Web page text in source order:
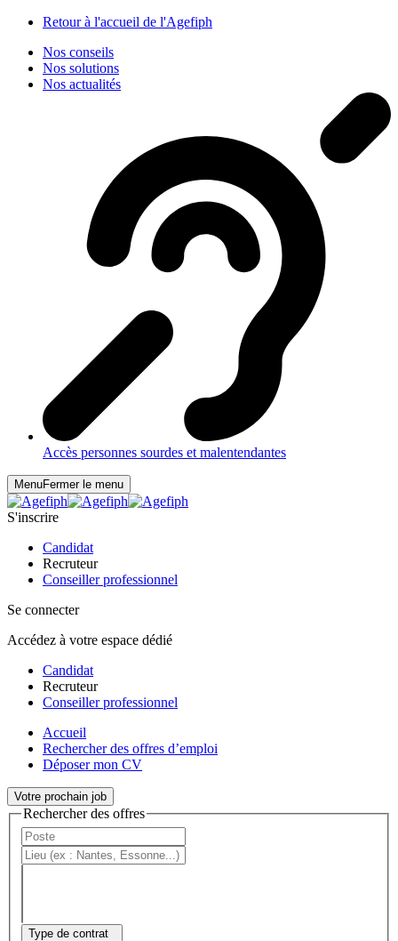
Retour à l'accueil de l'Agefiph
Nos conseils
Nos solutions
Nos actualités
Accès personnes sourdes et malentendantes
MenuFermer le menu
S'inscrire
Candidat
Recruteur
Conseiller professionnel
Se connecter
Accédez à votre espace dédié
Candidat
Recruteur
Conseiller professionnel
Accueil
Rechercher des offres d’emploi
Déposer mon CV
Votre prochain job
Rechercher des offres
Type de contrat